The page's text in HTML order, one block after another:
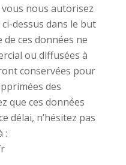
vous nous autorisez
dessus dans le but
ces données ne
ou diffusées à
conservées pour
des
que ces données
délai, n’hésitez pas
: